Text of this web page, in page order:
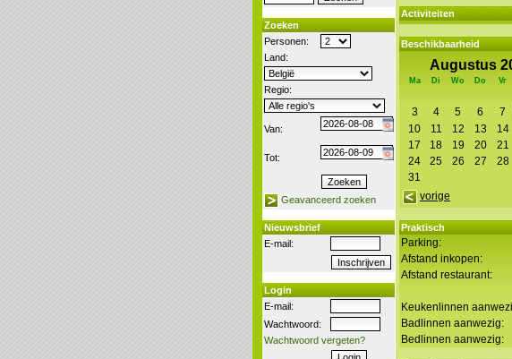
Zoeken
Personen:
Land:
Regio:
Van:
Tot:
Geavanceerd zoeken
Nieuwsbrief
E-mail:
Login
E-mail:
Wachtwoord:
Wachtwoord vergeten?
Activiteiten
Beschikbaarheid
Augustus
Ma Di Wo Do Vr
3
4 5 6 7
10
11 12 13 14
17
18 19 20 21
24
25 26 27 28
31
vorige
Praktisch
Parking:
Afstand inkopen:
Afstand restaurant:
Keukenlinnen
Badlinnen aanwezig:
Bedlinnen aanwezig: